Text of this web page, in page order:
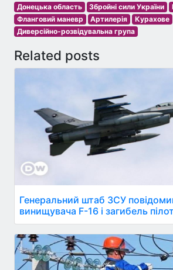
Донецька область Збройні сили України
Фланговий маневр
Артилерія
Курахове
Диверсійно-розвідувальна група
Related posts
Генеральний штаб ЗСУ
винищувача F-16 і загибель